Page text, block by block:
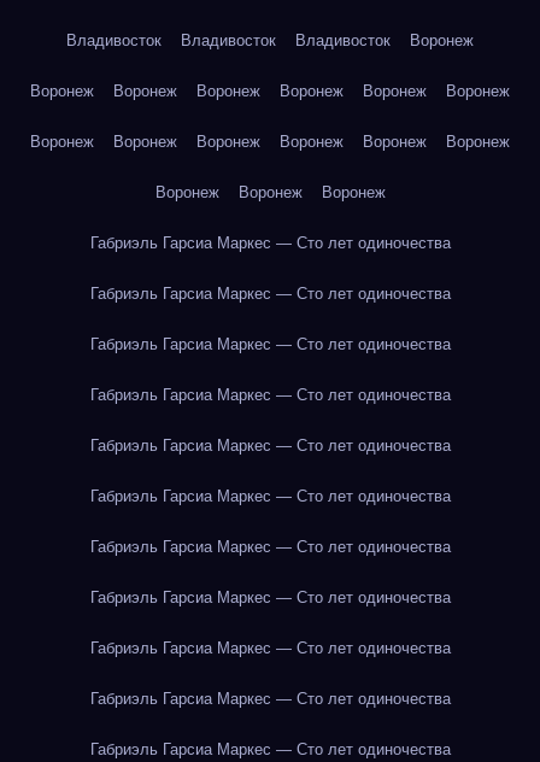
Владивосток Владивосток Владивосток Воронеж
Воронеж Воронеж Воронеж Воронеж Воронеж Воронеж
Воронеж Воронеж Воронеж Воронеж Воронеж Воронеж
Воронеж Воронеж Воронеж
Габриэль Гарсиа Маркес — Сто лет одиночества
Габриэль Гарсиа Маркес — Сто лет одиночества
Габриэль Гарсиа Маркес — Сто лет одиночества
Габриэль Гарсиа Маркес — Сто лет одиночества
Габриэль Гарсиа Маркес — Сто лет одиночества
Габриэль Гарсиа Маркес — Сто лет одиночества
Габриэль Гарсиа Маркес — Сто лет одиночества
Габриэль Гарсиа Маркес — Сто лет одиночества
Габриэль Гарсиа Маркес — Сто лет одиночества
Габриэль Гарсиа Маркес — Сто лет одиночества
Габриэль Гарсиа Маркес — Сто лет одиночества